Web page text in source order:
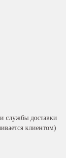
службы доставки
клиентом)